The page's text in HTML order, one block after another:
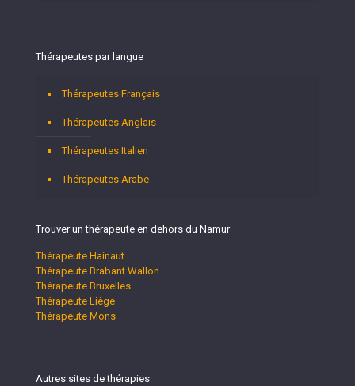
Thérapeutes par langue
Thérapeutes Français
Thérapeutes Anglais
Thérapeutes Italien
Thérapeutes Arabe
Trouver un thérapeute en dehors du Namur
Thérapeute Hainaut
Thérapeute Brabant Wallon
Thérapeute Bruxelles
Thérapeute Liège
Thérapeute Mons
Autres sites de thérapies